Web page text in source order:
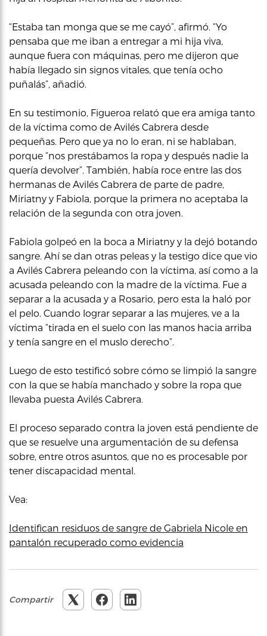
“Estaba tan monga que se me cayó”, afirmó. “Yo
pensaba que me iban a entregar a mi hija viva,
aunque fuera con máquinas, pero me dijeron que
había llegado sin signos vitales, que tenía ocho
puñalás”, añadió.
En su testimonio, Figueroa relató que era amiga tanto
de la víctima como de Avilés Cabrera desde
pequeñas. Pero que ya no lo eran, ni se hablaban,
porque “nos prestábamos la ropa y después nadie la
quería devolver”. También, había roce entre las dos
hermanas de Avilés Cabrera de parte de padre,
Miriatny y Fabiola, porque la primera no aceptaba la
relación de la segunda con otra joven.
Fabiola golpeó en la boca a Miriatny y la dejó botando
sangre. Ahí se dan otras peleas y la testigo dice que vio
a Avilés Cabrera peleando con la víctima, así como a la
acusada peleando con la madre de la víctima. Fue a
separar a la acusada y a Rosario, pero esta la haló por
el pelo. Cuando lograr separar a las mujeres, ve a la
víctima “tirada en el suelo con las manos hacia arriba
y tenía sangre en el muslo derecho”.
Luego de esto testificó sobre cómo se limpió la sangre
con la que se había manchado y sobre la ropa que
llevaba puesta Avilés Cabrera.
El proceso separado contra la joven está pendiente de
que se resuelve una argumentación de su defensa
sobre, entre otros asuntos, que no es procesable por
tener discapacidad mental.
Vea:
Identifican residuos de sangre de Gabriela Nicole en
pantalón recuperado como evidencia
Compartir